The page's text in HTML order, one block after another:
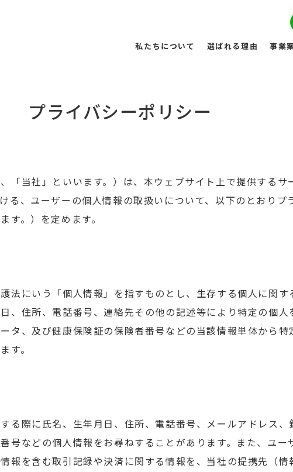
私たちについて 選ばれる理由 事業
プライバシーポリシー
「当社」といいます。）は、本ウェブサイト上で提供するサ
る、ユーザーの個人情報の取扱いについて、以下のとおりプ
す。）を定めます。
法にいう「個人情報」を指すものとし、生存する個人に関す
、住所、電話番号、連絡先その他の記述等により特定の個人
タ、及び健康保険証の保険者番号などの当該情報単体から特
す。
る際に氏名、生年月日、住所、電話番号、メールアドレス、
号などの個人情報をお尋ねすることがあります。また、ユー
報を含む取引記録や決済に関する情報を、当社の提携先（情